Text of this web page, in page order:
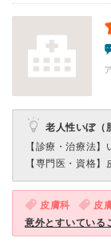
老人性いぼ（
【診療・治療法】
【専門医・資格】
皮膚科 皮
意外とすいている